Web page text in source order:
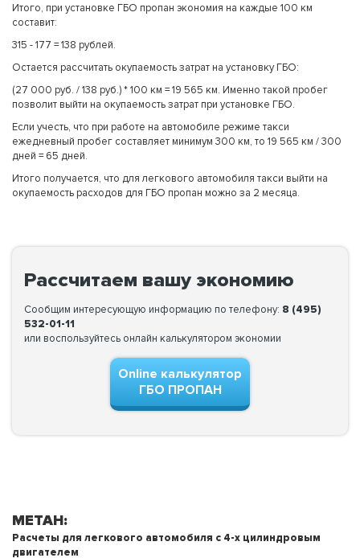
Итого, при установке ГБО пропан экономия на каждые 100 км
составит:
315 - 177 = 138 рублей.
Остается рассчитать окупаемость затрат на установку ГБО:
(27 000 руб. / 138 руб.) * 100 км = 19 565 км. Именно такой пробег
позволит выйти на окупаемость затрат при установке ГБО.
Если учесть, что при работе на автомобиле режиме такси
ежедневный пробег составляет минимум 300 км, то 19 565 км / 300
дней = 65 дней.
Итого получается, что для легкового автомобиля такси выйти на
окупаемость расходов для ГБО пропан можно за 2 месяца.
Рассчитаем вашу экономию
Сообщим интересующую информацию по телефону: 8 (495)
532-01-11
или воспользуйтесь онлайн калькулятором экономии
Online калькулятор
ГБО ПРОПАН
МЕТАН:
Расчеты для легкового автомобиля с 4-х цилиндровым
двигателем